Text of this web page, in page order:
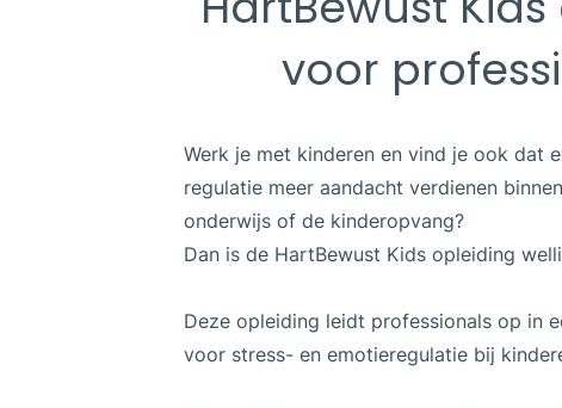
voor
Werk je met kinderen en vind je ook dat
regulatie meer aandacht verdienen
onderwijs of de kinderopvang?
Dan is de HartBewust Kids opleiding
Deze opleiding leidt professionals op in
voor stress- en emotieregulatie bij